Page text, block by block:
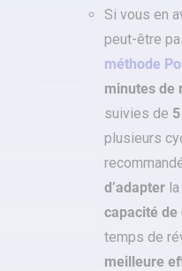
Si vous en
peut-être
méthode
minutes de
suivies de
plusieurs
d’adapter
capacité de
temps de
meilleure